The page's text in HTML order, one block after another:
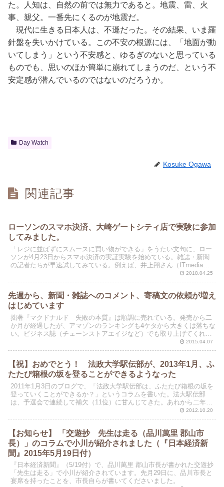
た。人知は、自然の前では無力であると。地震、雷、火
事、親父。一番先にくるのが地震だ。
現代に生きる日本人は、不遜だった。その結果、いま羅
針盤を失いかけている。この不安の根源には、「地面が動
いてしまう」という不安感と、ゆるぎのないと思っている
ものでも、思いのほか簡単に崩れてしまうのだ、という不
安定感が潜んでいるのではないのだろうか。
Day Watch
Kosuke Ogawa
関連記事
ローソンのスマホ決済、大崎ゲートシティ店で実験に参加
してみました。
「レジに並ばずにスムースに買い物ができる」をうたい文句に、ロー
ソンが4月23日からスマホ決済の実証実験を始めている。雑誌・新聞
の記者たちが早速試してみている。例えば、井上翔さん（ITmedia、4
2018.04.25
先週から、新聞・雑誌へのコメント、寄稿文の依頼が増え
はじめています
拙著『マクドナルド 失敗の本質』は順調に売れている。発売から二
か月が経過したが、アマゾンのランキングも4ケタから大きくは落ちな
い。ビジネス誌（チェーンストアエイジなど）でも取り上げてくれる
2015.04.07
【祝】おめでとう！ 法政大学駅伝部が、2013年1月、ふ
たたび箱根の坂を登ることができるようなった
2011年1月3日のブログで、「法政大学駅伝部は、ふたたび箱根の坂を
登っていくことができるか？」というコラムを書いた。法大駅伝部
は、予選会で連続して補欠（11位）に甘んじてきた。あれから二年、
2012.10.20
【お知らせ】 「交遊抄 先生は走る（品川萬里 郡山市
長）」のコラムで小川が紹介されました（『日本経済新
聞』2015年5月19日付）
『日本経済新聞』（5/19付）で、品川萬里 郡山市長が書かれた交遊抄
「先生は走る」で小川が紹介されています。先月29日に、品川市長と
宴席を持ったことを、市長自らが書いてくださいました。